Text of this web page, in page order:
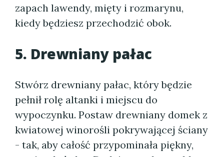
zapach lawendy, mięty i rozmarynu,
kiedy będziesz przechodzić obok.
5. Drewniany pałac
Stwórz drewniany pałac, który będzie
pełnił rolę altanki i miejscu do
wypoczynku. Postaw drewniany domek z
kwiatowej winorośli pokrywającej ściany
- tak, aby całość przypominała piękny,